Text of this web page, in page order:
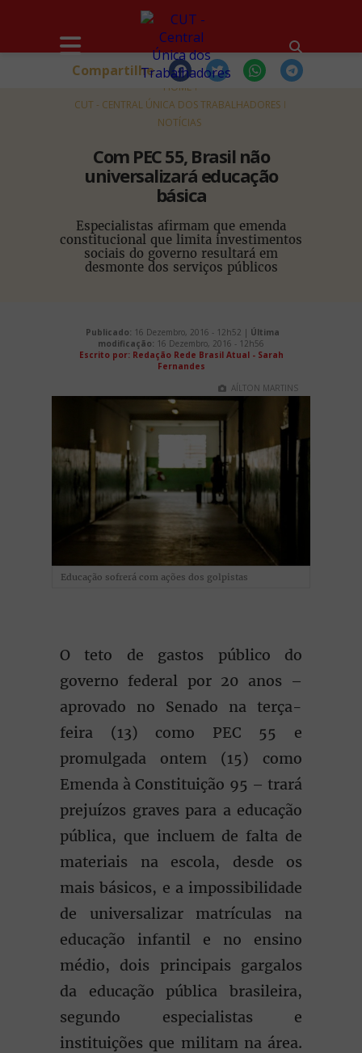
HOME
CUT - CENTRAL ÚNICA DOS TRABALHADORES
NOTÍCIAS
Com PEC 55, Brasil não
universalizará educação
básica
Especialistas afirmam que emenda
constitucional que limita investimentos
sociais do governo resultará em
desmonte dos serviços públicos
Compartilhe
Publicado: 16 Dezembro, 2016 - 12h52 | Última
modificação: 16 Dezembro, 2016 - 12h56
Escrito por: Redação Rede Brasil Atual - Sarah
Fernandes
AÍLTON MARTINS
Educação sofrerá com ações dos golpistas
O teto de gastos público do
governo federal por 20 anos –
aprovado no Senado na terça-
feira (13) como PEC 55 e
promulgada ontem (15) como
Emenda à Constituição 95 – trará
prejuízos graves para a educação
pública, que incluem de falta de
materiais na escola, desde os
mais básicos, e a impossibilidade
de universalizar matrículas na
educação infantil e no ensino
médio, dois principais gargalos
da educação pública brasileira,
segundo especialistas e
instituições que militam na área.